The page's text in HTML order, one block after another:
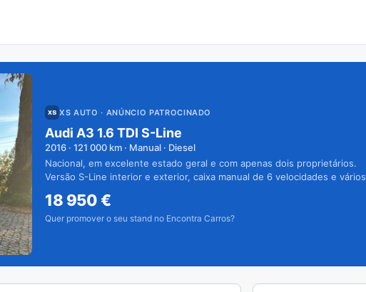
XS AUTO · ANÚNCIO PATROCINADO
Audi A3 1.6 TDI S-Line
2016 · 121 000 km · Manual · Diesel
Nacional, em excelente estado geral e com apenas dois proprietários.
Versão S-Line interior e exterior, caixa manual de 6 velocidades e vários
18 950€
Quer promover o seu stand no Encontra Carros?